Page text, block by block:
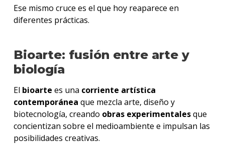
Ese mismo cruce es el que hoy reaparece en
diferentes prácticas.
Bioarte: fusión entre arte y
biología
El bioarte es una corriente artística
contemporánea que mezcla arte, diseño y
biotecnología, creando obras experimentalesque
concientizan sobre el medioambiente e impulsan las
posibilidades creativas.